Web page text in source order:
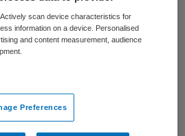
de ambulancedienst. Het
is overgebracht naar
een woordvoerder
voor de zekerheid een
van het complex, waar
scan device characteristics for
information on a device. Personalised
and content measurement, audience
Preferences